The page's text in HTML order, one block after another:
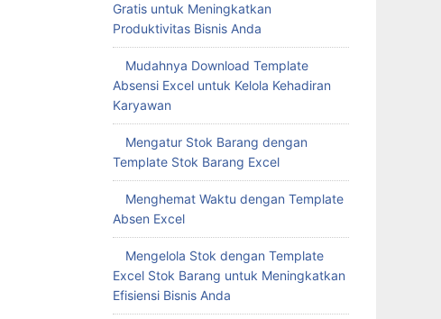
Gratis untuk Meningkatkan
Produktivitas Bisnis Anda
Mudahnya Download Template
Absensi Excel untuk Kelola Kehadiran
Karyawan
Mengatur Stok Barang dengan
Template Stok Barang Excel
Menghemat Waktu dengan Template
Absen Excel
Mengelola Stok dengan Template
Excel Stok Barang untuk Meningkatkan
Efisiensi Bisnis Anda